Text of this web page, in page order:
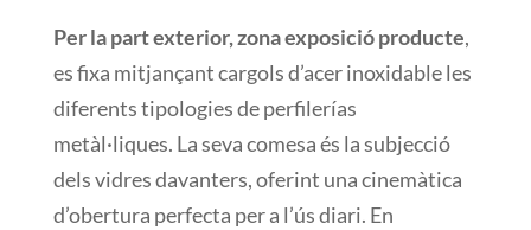
Per la partexterior, zonaexposicióproducte,
esfixa mitjançantcargolsd’acerinoxidableles
diferentstipologiesdeperfilerías
metàl·liques. La seva comesaés lasubjecció
delsvidresdavanters, oferint unacinemàtica
d’obertura perfecta per a l’úsdiari. En